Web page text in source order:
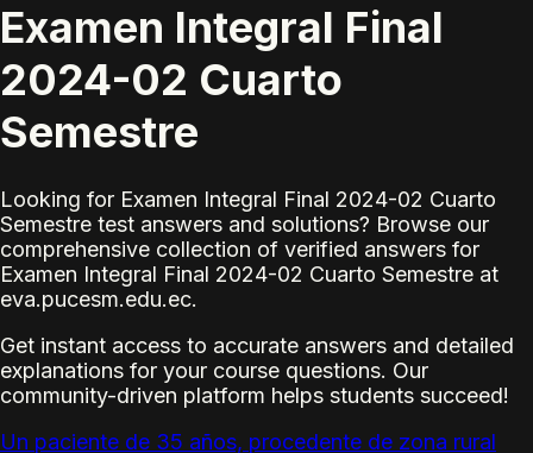
Examen Integral Final
2024-02 Cuarto
Semestre
Looking for Examen Integral Final 2024-02 Cuarto
Semestre test answers and solutions? Browse our
comprehensive collection of verified answers for
Examen Integral Final 2024-02 Cuarto Semestre at
eva.pucesm.edu.ec.
Get instant access to accurate answers and detailed
explanations for your course questions. Our
community-driven platform helps students succeed!
Un paciente de 35 años, procedente de zona rural